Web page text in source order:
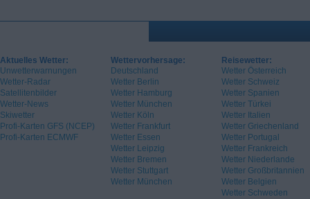
Aktuelles Wetter:
Unwetterwarnungen
Wetter-Radar
Satellitenbilder
Wetter-News
Skiwetter
Profi-Karten GFS (NCEP)
Profi-Karten ECMWF
Wettervorhersage:
Deutschland
Wetter Berlin
Wetter Hamburg
Wetter München
Wetter Köln
Wetter Frankfurt
Wetter Essen
Wetter Leipzig
Wetter Bremen
Wetter Stuttgart
Wetter München
Reisewetter:
Wetter Österreich
Wetter Schweiz
Wetter Spanien
Wetter Türkei
Wetter Italien
Wetter Griechenland
Wetter Portugal
Wetter Frankreich
Wetter Niederlande
Wetter Großbritannien
Wetter Belgien
Wetter Schweden